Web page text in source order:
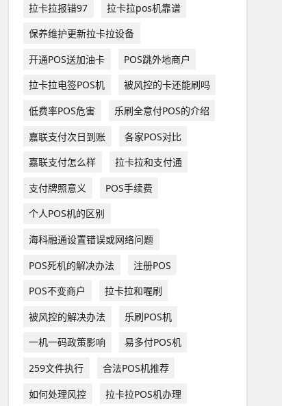
拉卡拉报错97
拉卡拉pos机靠谱
保养维护更新拉卡拉设备
开通POS送加油卡
POS跳外地商户
拉卡拉电签POS机
被风控的卡还能刷吗
低费率POS危害
乐刷全意付POS的介绍
嘉联支付次日到账
各家POS对比
嘉联支付怎么样
拉卡拉和支付通
支付牌照意义
POS手续费
个人POS机的区别
海科融通设置错误或网络问题
POS死机的解决办法
注册POS
POS不变商户
拉卡拉和喔刷
被风控的解决办法
乐刷POS机
一机一码政策影响
易多付POS机
259文件执行
合法POS机推荐
如何处理风控
拉卡拉POS机办理